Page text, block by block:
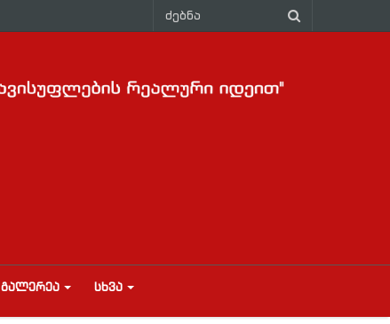
ᲒᲐᲚᲔᲠᲔᲐ ᲡᲮᲕᲐ